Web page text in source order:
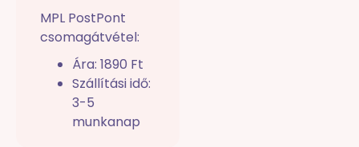
MPL PostPont
csomagátvétel:
Ára: 1890 Ft
Szállítási idő:
3-5
munkanap